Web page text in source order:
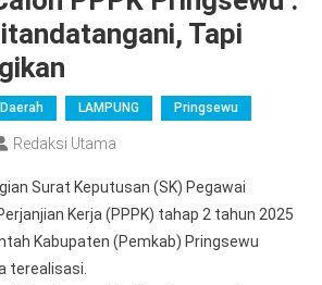
Tapi
Daerah LAMPUNG Pringsewu
Redaksi Utama
Surat Keputusan (SK) Pegawai
Kerja (PPPK) tahap 2 tahun 2025
Kabupaten (Pemkab) Pringsewu
terealisasi.